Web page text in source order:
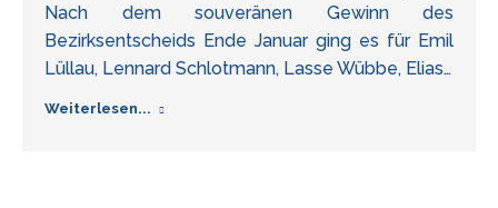
Nach dem souveränen Gewinn des
Bezirksentscheids Ende Januar ging es für Emil
Lüllau, Lennard Schlotmann, Lasse Wübbe, Elias…
Weiterlesen...